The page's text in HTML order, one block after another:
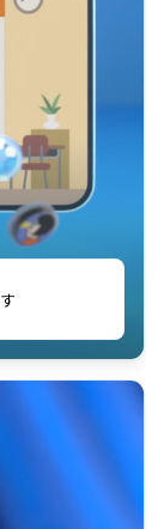
しい」「解く